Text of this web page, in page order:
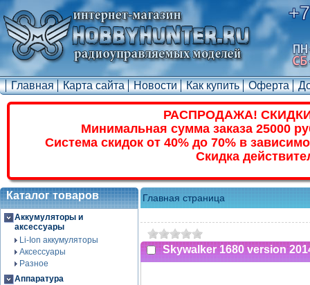
Главная Карта сайта Новости Как купить Оферта
РАСПРОДАЖА!
Минимальная сумма заказа 25000
Система скидок от 40% до 70% в
Скидка
Каталог товаров
Аккумуляторы и
аксессуары
Li-Ion аккумуляторы
Аксессуары
Разное
Аппаратура
Главная страница
Skywalker 1680 version